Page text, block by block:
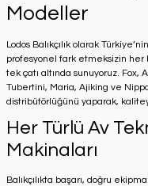
Modeller
Lodos Balıkçılık olarak
profesyonel fark etmeksizin her
tek çatı altında sunuyoruz. Fox,
Tubertini, Maria, Ajiking ve
distribütörlüğünü yaparak,
Her Türlü Av
Makinaları
Balıkçılıkta başarı, doğru